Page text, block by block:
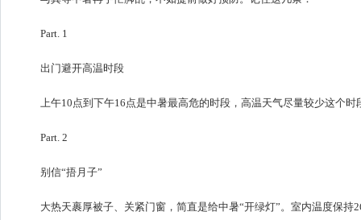
Part. 1
出门避开高温时段
上午10点到下午16点是中暑最高危的时段，高温天气尽量较少这个时
Part. 2
别信“捂月子”
大热天裹厚被子、关紧门窗，简直是给中暑“开绿灯”。室内温度保